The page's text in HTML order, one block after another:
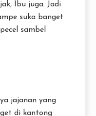
Ibu juga. Jadi
suka banget
sambel
jajanan yang
di kantong